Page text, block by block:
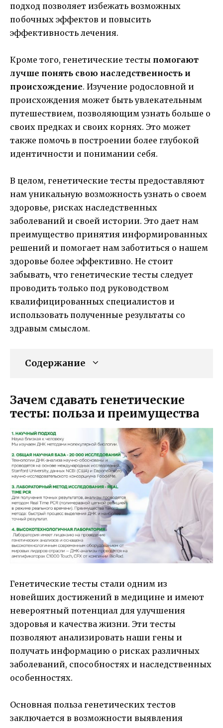
подход позволяет избежать возможных
побочных эффектов и повысить
эффективность лечения.
Кроме того, генетические тесты помогают
лучше понять свою наследственность и
происхождение. Изучение родословной и
происхождения может быть увлекательным
путешествием, позволяющим узнать больше о
своих предках и своих корнях. Это может
также помочь в построении более глубокой
идентичности и понимании себя.
В целом, генетические тесты предоставляют
нам уникальную возможность узнать о своем
здоровье, рисках наследственных
заболеваний и своей истории. Это дает нам
преимущество принятия информированных
решений и помогает нам заботиться о нашем
здоровье более эффективно. Не стоит
забывать, что генетические тесты следует
проводить только под руководством
квалифицированных специалистов и
использовать полученные результаты со
здравым смыслом.
Содержание
Зачем сдавать генетические
тесты: польза и преимущества
Генетические тесты стали одним из
новейших достижений в медицине и имеют
невероятный потенциал для улучшения
здоровья и качества жизни. Эти тесты
позволяют анализировать наши гены и
получать информацию о рисках различных
заболеваний, способностях и наследственных
особенностях.
Основная польза генетических тестов
заключается в возможности выявления